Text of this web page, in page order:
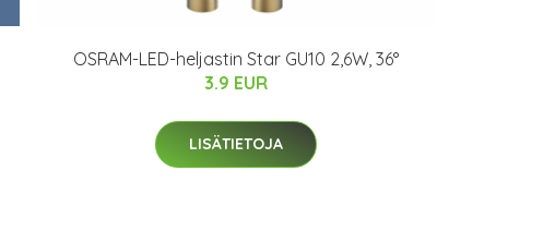
OSRAM-LED-heljastin Star GU10 2,6W, 36°
3.9 EUR
LISÄTIETOJA